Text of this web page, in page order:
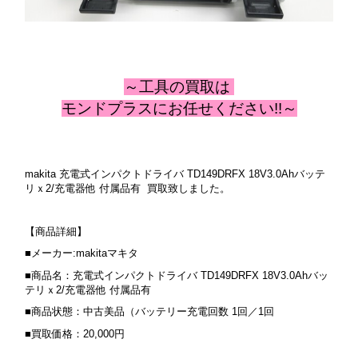
～工具の買取は
モンドプラスにお任せください!!～
makita 充電式インパクトドライバ TD149DRFX 18V3.0Ahバッテ
リｘ2/充電器他 付属品有 買取致しました。
【商品詳細】
■メーカー:makitaマキタ
■商品名：充電式インパクトドライバ TD149DRFX 18V3.0Ahバッ
テリｘ2/充電器他 付属品有
■商品状態：中古美品（バッテリー充電回数 1回／1回
■買取価格：20,000円